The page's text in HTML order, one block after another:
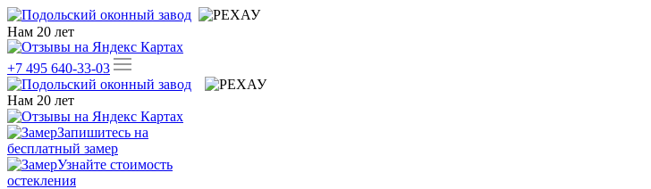
Нам 20 лет
+7 495 640-33-03
Нам 20 лет
Запишитесь на
бесплатный замер
Узнайте стоимость
остекления